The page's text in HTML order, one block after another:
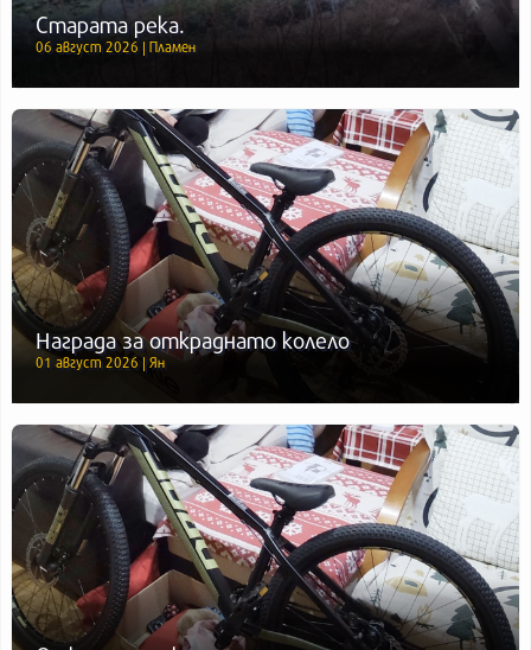
Старата река.
06 август 2026 | Пламен
Награда за откраднато колело
01 август 2026 | Ян